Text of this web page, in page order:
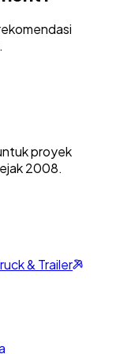
proyek
2008.
& Trailer